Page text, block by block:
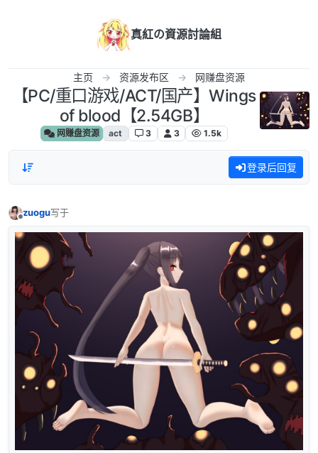
真紅の資源討論組
主页 资源发布区 网赚盘资源
【PC/重口游戏/ACT/国产】Wings
of blood【2.54GB】
网赚盘资源 act 3 3 1.5k
登录后回复
zuogu写于
最后由 编辑